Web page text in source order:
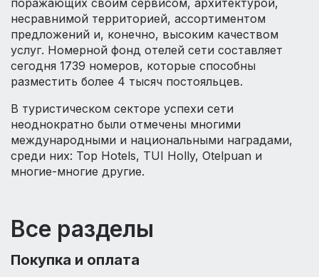
поражающих своим сервисом, архитектурой,
несравнимой территорией, ассортиментом
предложений и, конечно, высоким качеством
услуг. Номерной фонд отелей сети составляет
сегодня 1739 номеров, которые способны
разместить более 4 тысяч постояльцев.
В туристическом секторе успехи сети
неоднократно были отмечены многими
международными и национальными наградами,
среди них: Top Hotels, TUI Holly, Otelpuan и
многие-многие другие.
Все разделы
Покупка и оплата